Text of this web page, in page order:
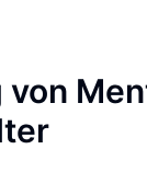
von